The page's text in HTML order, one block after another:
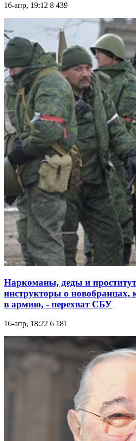
16-апр, 19:12 8 439
Наркоманы, деды и
инструкторы о новобранцах,
в армию, - перехват СБУ
16-апр, 18:22 6 181